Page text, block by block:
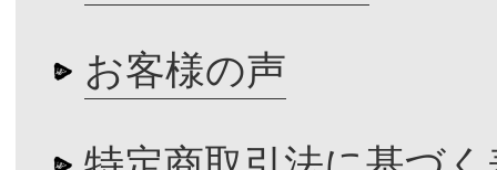
お客様の声